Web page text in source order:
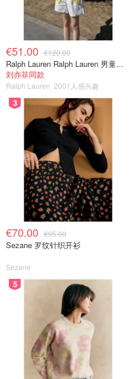
€51.00 €120.00
Ralph Lauren Ralph Lauren 男童亚麻衬衫
刘亦菲同款
Ralph Lauren 2001人感兴趣
3
€70.00 €95.00
Sezane 罗纹针织开衫
Sezane
5